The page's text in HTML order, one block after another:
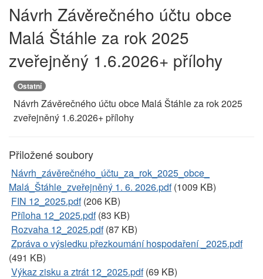
Návrh Závěrečného účtu obce
Malá Štáhle za rok 2025
zveřejněný 1.6.2026+ přílohy
Ostatní
Návrh Závěrečného účtu obce Malá Štáhle za rok 2025
zveřejněný 1.6.2026+ přílohy
Přiložené soubory
Návrh_závěrečného_účtu_za_rok_2025_obce_
Malá_Štáhle_zveřejněný 1. 6. 2026.pdf(1009 KB)
FIN 12_2025.pdf(206 KB)
Příloha 12_2025.pdf(83 KB)
Rozvaha 12_2025.pdf(87 KB)
Zpráva o výsledku přezkoumání hospodaření _2025.pdf
(491 KB)
Výkaz zisku a ztrát 12_2025.pdf(69 KB)